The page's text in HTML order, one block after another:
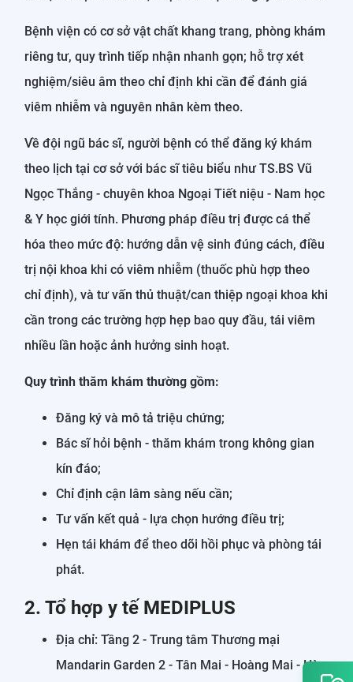
Bệnh viện có cơ sở vật chất khang trang, phòng khám
riêng tư, quy trình tiếp nhận nhanh gọn; hỗ trợ xét
nghiệm/siêu âm theo chỉ định khi cần để đánh giá
viêm nhiễm và nguyên nhân kèm theo.
Về đội ngũ bác sĩ, người bệnh có thể đăng ký khám
theo lịch tại cơ sở với bác sĩ tiêu biểu như TS.BS Vũ
Ngọc Thắng - chuyên khoa Ngoại Tiết niệu - Nam học
& Y học giới tính. Phương pháp điều trị được cá thể
hóa theo mức độ: hướng dẫn vệ sinh đúng cách, điều
trị nội khoa khi có viêm nhiễm (thuốc phù hợp theo
chỉ định), và tư vấn thủ thuật/can thiệp ngoại khoa khi
cần trong các trường hợp hẹp bao quy đầu, tái viêm
nhiều lần hoặc ảnh hưởng sinh hoạt.
Quy trình thăm khám thường gồm:
Đăng ký và mô tả triệu chứng;
Bác sĩ hỏi bệnh - thăm khám trong không gian
kín đáo;
Chỉ định cận lâm sàng nếu cần;
Tư vấn kết quả - lựa chọn hướng điều trị;
Hẹn tái khám để theo dõi hồi phục và phòng tái
phát.
2. Tổ hợp y tế MEDIPLUS
Địa chỉ: Tầng 2 - Trung tâm Thương mại
Mandarin Garden 2 - Tân Mai - Hoàng Mai - Hà